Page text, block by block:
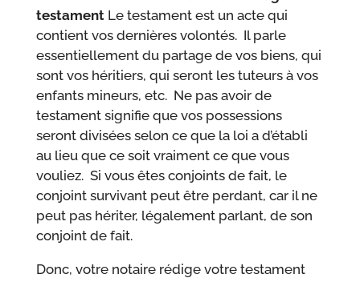
testament Le testament est un acte qui
contient vos dernières volontés. Il parle
essentiellement du partage de vos biens, qui
sont vos héritiers, qui seront les tuteurs à vos
enfants mineurs, etc. Ne pas avoir de
testament signifie que vos possessions
seront divisées selon ce que la loi a d’établi
au lieu que ce soit vraiment ce que vous
vouliez. Si vous êtes conjoints de fait, le
conjoint survivant peut être perdant, car il ne
peut pas hériter, légalement parlant, de son
conjoint de fait.
Donc, votre notaire rédige votre testament